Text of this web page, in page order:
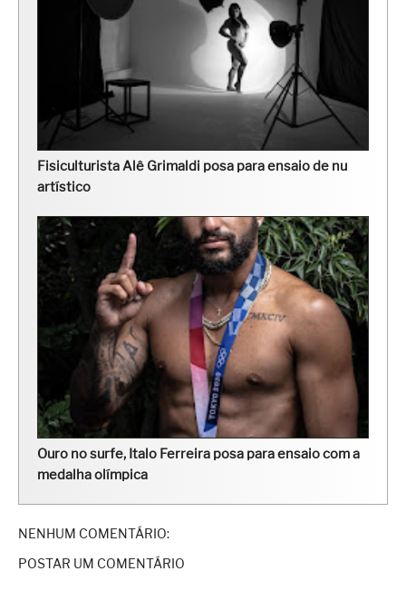
Fisiculturista Alê Grimaldi posa para ensaio de nu
artístico
Ouro no surfe, Italo Ferreira posa para ensaio com a
medalha olímpica
NENHUM COMENTÁRIO:
POSTAR UM COMENTÁRIO